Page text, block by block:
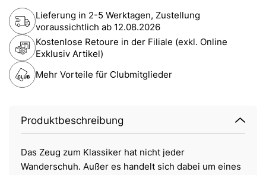
Lieferung in 2-5 Werktagen, Zustellung
voraussichtlich ab 12.08.2026
Kostenlose Retoure in der Filiale (exkl. Online
Exklusiv Artikel)
Mehr Vorteile für Clubmitglieder
Produktbeschreibung
Das Zeug zum Klassiker hat nicht jeder
Wanderschuh. Außer es handelt sich dabei um eines